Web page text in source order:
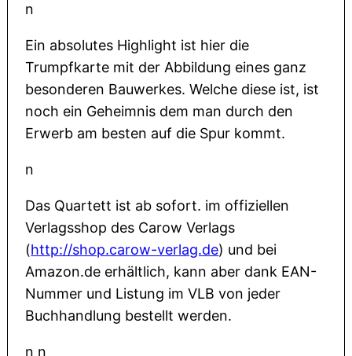
n
Ein absolutes Highlight ist hier die
Trumpfkarte mit der Abbildung eines ganz
besonderen Bauwerkes. Welche diese ist, ist
noch ein Geheimnis dem man durch den
Erwerb am besten auf die Spur kommt.
n
Das Quartett ist ab sofort. im offiziellen
Verlagsshop des Carow Verlags
(http://shop.carow-verlag.de) und bei
Amazon.de erhältlich, kann aber dank EAN-
Nummer und Listung im VLB von jeder
Buchhandlung bestellt werden.
n n